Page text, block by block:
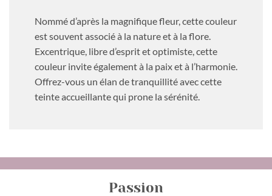
Nommé d’après la magnifique fleur, cette couleur
est souvent associé à la nature et à la flore.
Excentrique, libre d’esprit et optimiste, cette
couleur invite également à la paix et à l’harmonie.
Offrez-vous un élan de tranquillité avec cette
teinte accueillante qui prone la sérénité.
Passion